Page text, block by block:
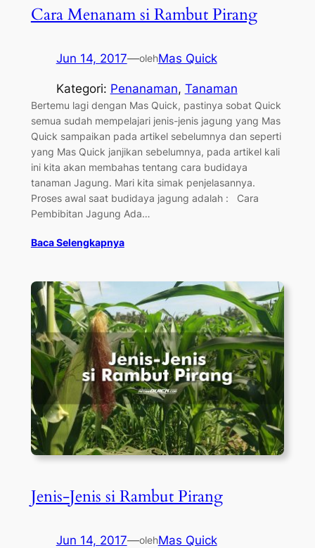
Cara Menanam si Rambut Pirang
Jun 14, 2017—olehMas Quick
Kategori: Penanaman, Tanaman
Bertemu lagi dengan Mas Quick, pastinya sobat Quick
semua sudah mempelajari jenis-jenis jagung yang Mas
Quick sampaikan pada artikel sebelumnya dan seperti
yang Mas Quick janjikan sebelumnya, pada artikel kali
ini kita akan membahas tentang cara budidaya
tanaman Jagung. Mari kita simak penjelasannya.
Proses awal saat budidaya jagung adalah : Cara
Pembibitan Jagung Ada…
Baca Selengkapnya
Jenis-Jenis si Rambut Pirang
Jun 14, 2017—olehMas Quick